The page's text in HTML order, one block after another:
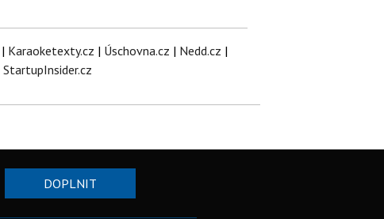
| Karaoketexty.cz | Úschovna.cz | Nedd.cz |
StartupInsider.cz
DOPLNIT